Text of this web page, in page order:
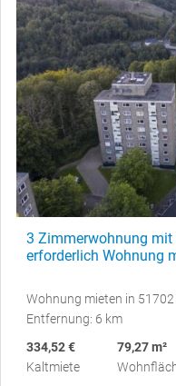
3 Zimmerwohnung mit
erforderlich Wohnung
Wohnung mieten in
Entfernung: 6 km
334,52 €
Kaltmiete
79,27 m²